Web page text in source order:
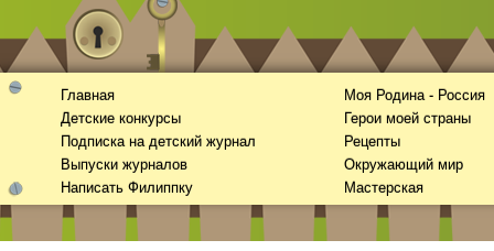
Главная
Детские конкурсы
Подписка на детский журнал
Выпуски журналов
Написать Филиппку
Моя Родина - Россия
Герои моей страны
Рецепты
Окружающий мир
Мастерская